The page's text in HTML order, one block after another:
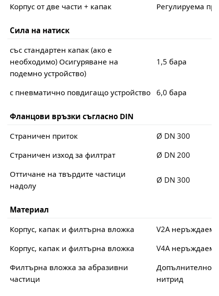
Корпус от две части + капак
Регулируема
Сила на натиск
със стандартен капак (ако е
необходимо) Осигуряване на
подемно устройство)
1,5 бара
с пневматично повдигащо устройство 6,0 бара
Фланцови връзки съгласно DIN
Страничен приток
Ø DN 300
Страничен изход за филтрат
Ø DN 200
Оттичане на твърдите частици
надолу
Ø DN 300
Материал
Корпус, капак и филтърна вложка
V2A
Корпус, капак и филтърна вложка
V4A
Филтърна вложка за абразивни
частици
Допълнително
нитрид